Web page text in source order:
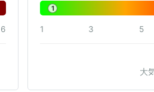
6
1
1 3 5
大